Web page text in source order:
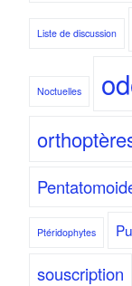
Liste de discussion
Noctuelles
Ptéridophytes
souscription